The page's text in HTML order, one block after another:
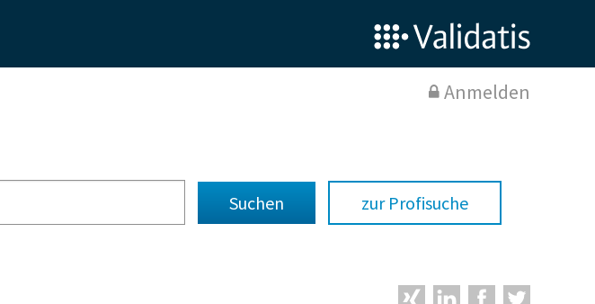
Anmelden
zur Profisuche